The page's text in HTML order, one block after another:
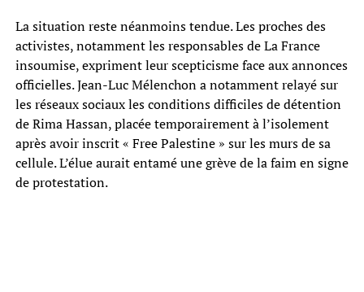
La situation reste néanmoins tendue. Les proches des
activistes, notamment les responsables de La France
insoumise, expriment leur scepticisme face aux annonces
officielles. Jean-Luc Mélenchon a notamment relayé sur
les réseaux sociaux les conditions difficiles de détention
de Rima Hassan, placée temporairement à l’isolement
après avoir inscrit « Free Palestine » sur les murs de sa
cellule. L’élue aurait entamé une grève de la faim en signe
de protestation.